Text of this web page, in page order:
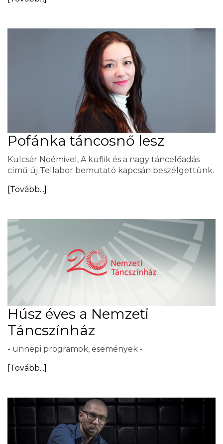
Pofánka táncosnő lesz
Kulcsár Noémivel, A kuflik és a nagy táncelőadás
című új Tellabor bemutató kapcsán beszélgettünk.
[Tovább...]
Húsz éves a Nemzeti
Táncszínház
- ünnepi programok, események -
[Tovább...]